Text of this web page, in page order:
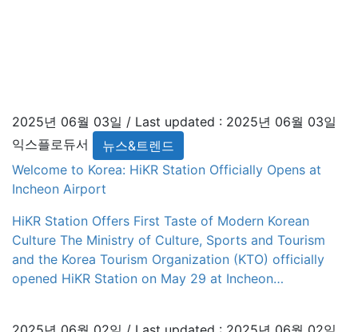
2025년 06월 03일 / Last updated : 2025년 06월 03일
익스플로듀서
뉴스&트렌드
Welcome to Korea: HiKR Station Officially Opens at
Incheon Airport
HiKR Station Offers First Taste of Modern Korean
Culture The Ministry of Culture, Sports and Tourism
and the Korea Tourism Organization (KTO) officially
opened HiKR Station on May 29 at Incheon